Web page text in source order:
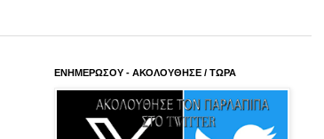
ΕΝΗΜΕΡΩΣΟΥ - ΑΚΟΛΟΥΘΗΣΕ / ΤΩΡΑ